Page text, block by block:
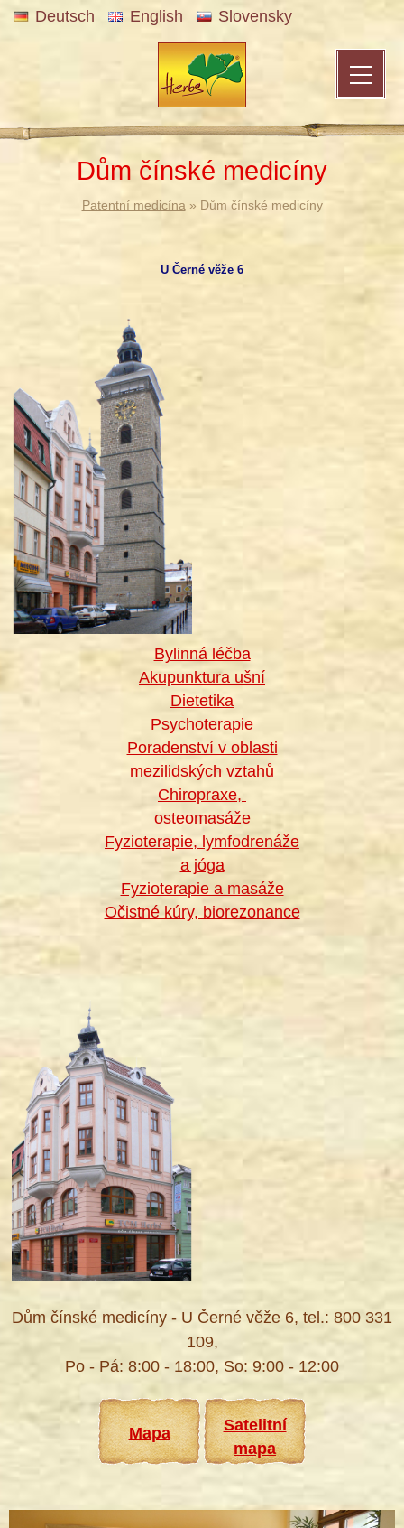
Deutsch English Slovensky
Dům čínské medicíny
Patentní medicína » Dům čínské medicíny
U Černé věže 6
Bylinná léčba
Akupunktura ušní
Dietetika
Psychoterapie
Poradenství v oblasti
mezilidských vztahů
Chiropraxe,
osteomasáže
Fyzioterapie, lymfodrenáže
a jóga
Fyzioterapie a masáže
Očistné kúry, biorezonance
Dům čínské medicíny - U Černé věže 6, tel.: 800 331
109,
Po - Pá: 8:00 - 18:00, So: 9:00 - 12:00
Mapa
Satelitní
mapa